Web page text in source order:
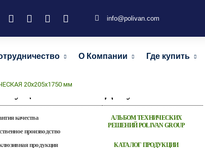
info@polivan.com
О Компании Где купить
20х205х1750 мм
доска из ДПК
20х205х1750 мм
качества
производство
продукция
АЛЬБОМ ТЕХНИЧЕСКИХ
РЕШЕНИЙ POLIVAN GROUP
КАТАЛОГ ПРОДУКЦИИ